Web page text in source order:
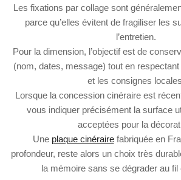
Les fixations par collage sont
parce qu’elles évitent de fragiliser les
l’entretien.
Pour la dimension, l’objectif est de
(nom, dates, message) tout en respectant
et les consignes
Lorsque la concession cinéraire est
vous indiquer précisément la surface
acceptées pour la
Une plaque cinérairefabriquée en
profondeur, reste alors un choix très
la mémoire sans se dégrader au